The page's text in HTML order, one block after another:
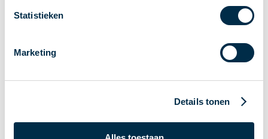
Statistieken
Marketing
Details tonen
Home
Afscheid Piet Mallekoote